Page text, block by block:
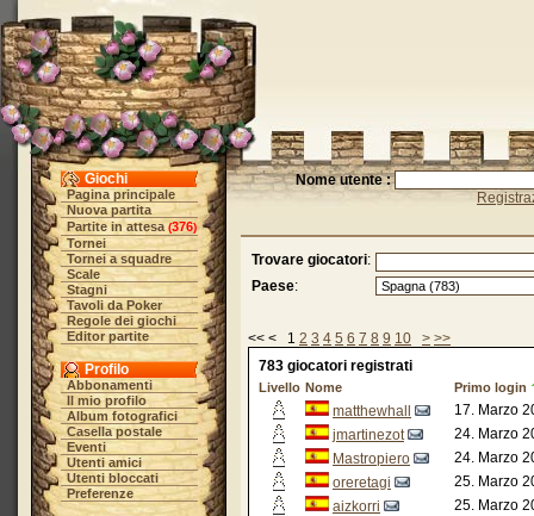
Giochi
Pagina principale
Nuova partita
Partite in attesa (376)
Tornei
Tornei a squadre
Scale
Stagni
Tavoli da Poker
Regole dei giochi
Editor partite
Profilo
Abbonamenti
Il mio profilo
Album fotografici
Casella postale
Eventi
Utenti amici
Utenti bloccati
Preferenze
Nome utente :
Trovare giocatori:
Paese:
<< < 1 2 3 4 5 6 7 8 9 10 > >>
783 giocatori registrati
Livello Nome Primo login
matthewhall
17. Marzo
jmartinezot
24. Marzo
Mastropiero
24. Marzo
oreretagi
25. Marzo
aizkorri
25. Marzo